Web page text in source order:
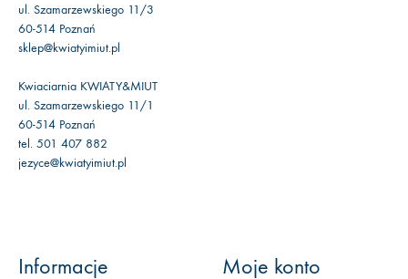
ul. Szamarzewskiego 11/3
60-514 Poznań
sklep@kwiatyimiut.pl
Kwiaciarnia KWIATY&MIUT
ul. Szamarzewskiego 11/1
60-514 Poznań
tel. 501 407 882
jezyce@kwiatyimiut.pl
Informacje Moje konto